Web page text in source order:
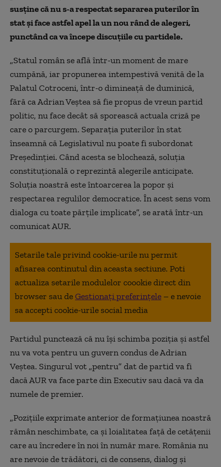
susține că nu s-a respectat separarea puterilor în
stat și face astfel apel la un nou rând de alegeri,
punctând ca va începe discuțiile cu partidele.
„Statul român se află într-un moment de mare
cumpănă, iar propunerea intempestivă venită de la
Palatul Cotroceni, într-o dimineață de duminică,
fără ca Adrian Veștea să fie propus de vreun partid
politic, nu face decât să sporească actuala criză pe
care o parcurgem. Separația puterilor în stat
înseamnă că Legislativul nu poate fi subordonat
Președinției. Când acesta se blochează, soluția
constituțională o reprezintă alegerile anticipate.
Soluția noastră este întoarcerea la popor și
respectarea regulilor democratice. În acest sens vom
dialoga cu toate părțile implicate”, se arată într-un
comunicat AUR.
Setarile tale privind cookie-urile nu permit
afisarea continutul din aceasta sectiune. Poti
actualiza setarile modulelor coookie direct din
browser sau deGestionați preferințele – e nevoie
sa accepti cookie-urile social media
Partidul punctează că nu își schimba poziția și astfel
nu va vota pentru un guvern condus de Adrian
Veștea. Singurul vot „pentru” dat de partid va fi
dacă AUR va face parte din Executiv sau dacă va da
numele de premier.
„Pozițiile exprimate anterior de formațiunea noastră
rămân neschimbate, ca și loialitatea față de cetățenii
care au încredere în noi în număr mare. România nu
are nevoie de trădători, ci de consens, dialog și